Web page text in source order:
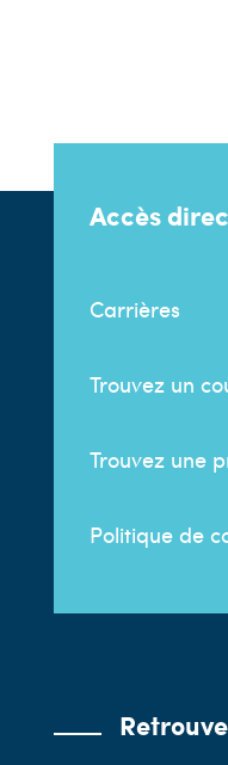
Accès
Carrières
Trouvez un
Trouvez une
Politique de